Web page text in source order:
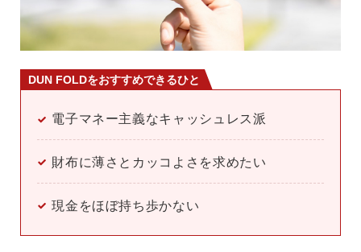
DUN FOLDをおすすめできるひと
電子マネー主義なキャッシュレス派
財布に薄さとカッコよさを求めたい
現金をほぼ持ち歩かない